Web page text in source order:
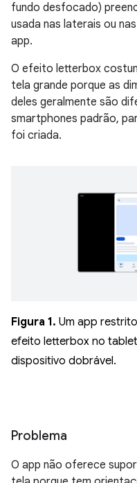
fundo desfocado)
usada nas laterais ou
app.
O efeito letterbox
tela grande porque as
deles geralmente são
smartphones padrão,
foi criada.
Figura 1. Um app
efeito letterbox no
dispositivo dobrável.
Problema
O app não oferece